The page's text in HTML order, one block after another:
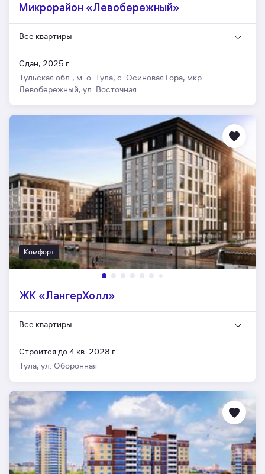
Микрорайон «Левобережный»
Все квартиры
Сдан, 2025 г.
Тульская обл., м. о. Тула, с. Осиновая Гора, мкр.
Левобережный, ул. Восточная
Комфорт
ЖК «ЛангерХолл»
Все квартиры
Строится до 4 кв. 2028 г.
Тула, ул. Оборонная